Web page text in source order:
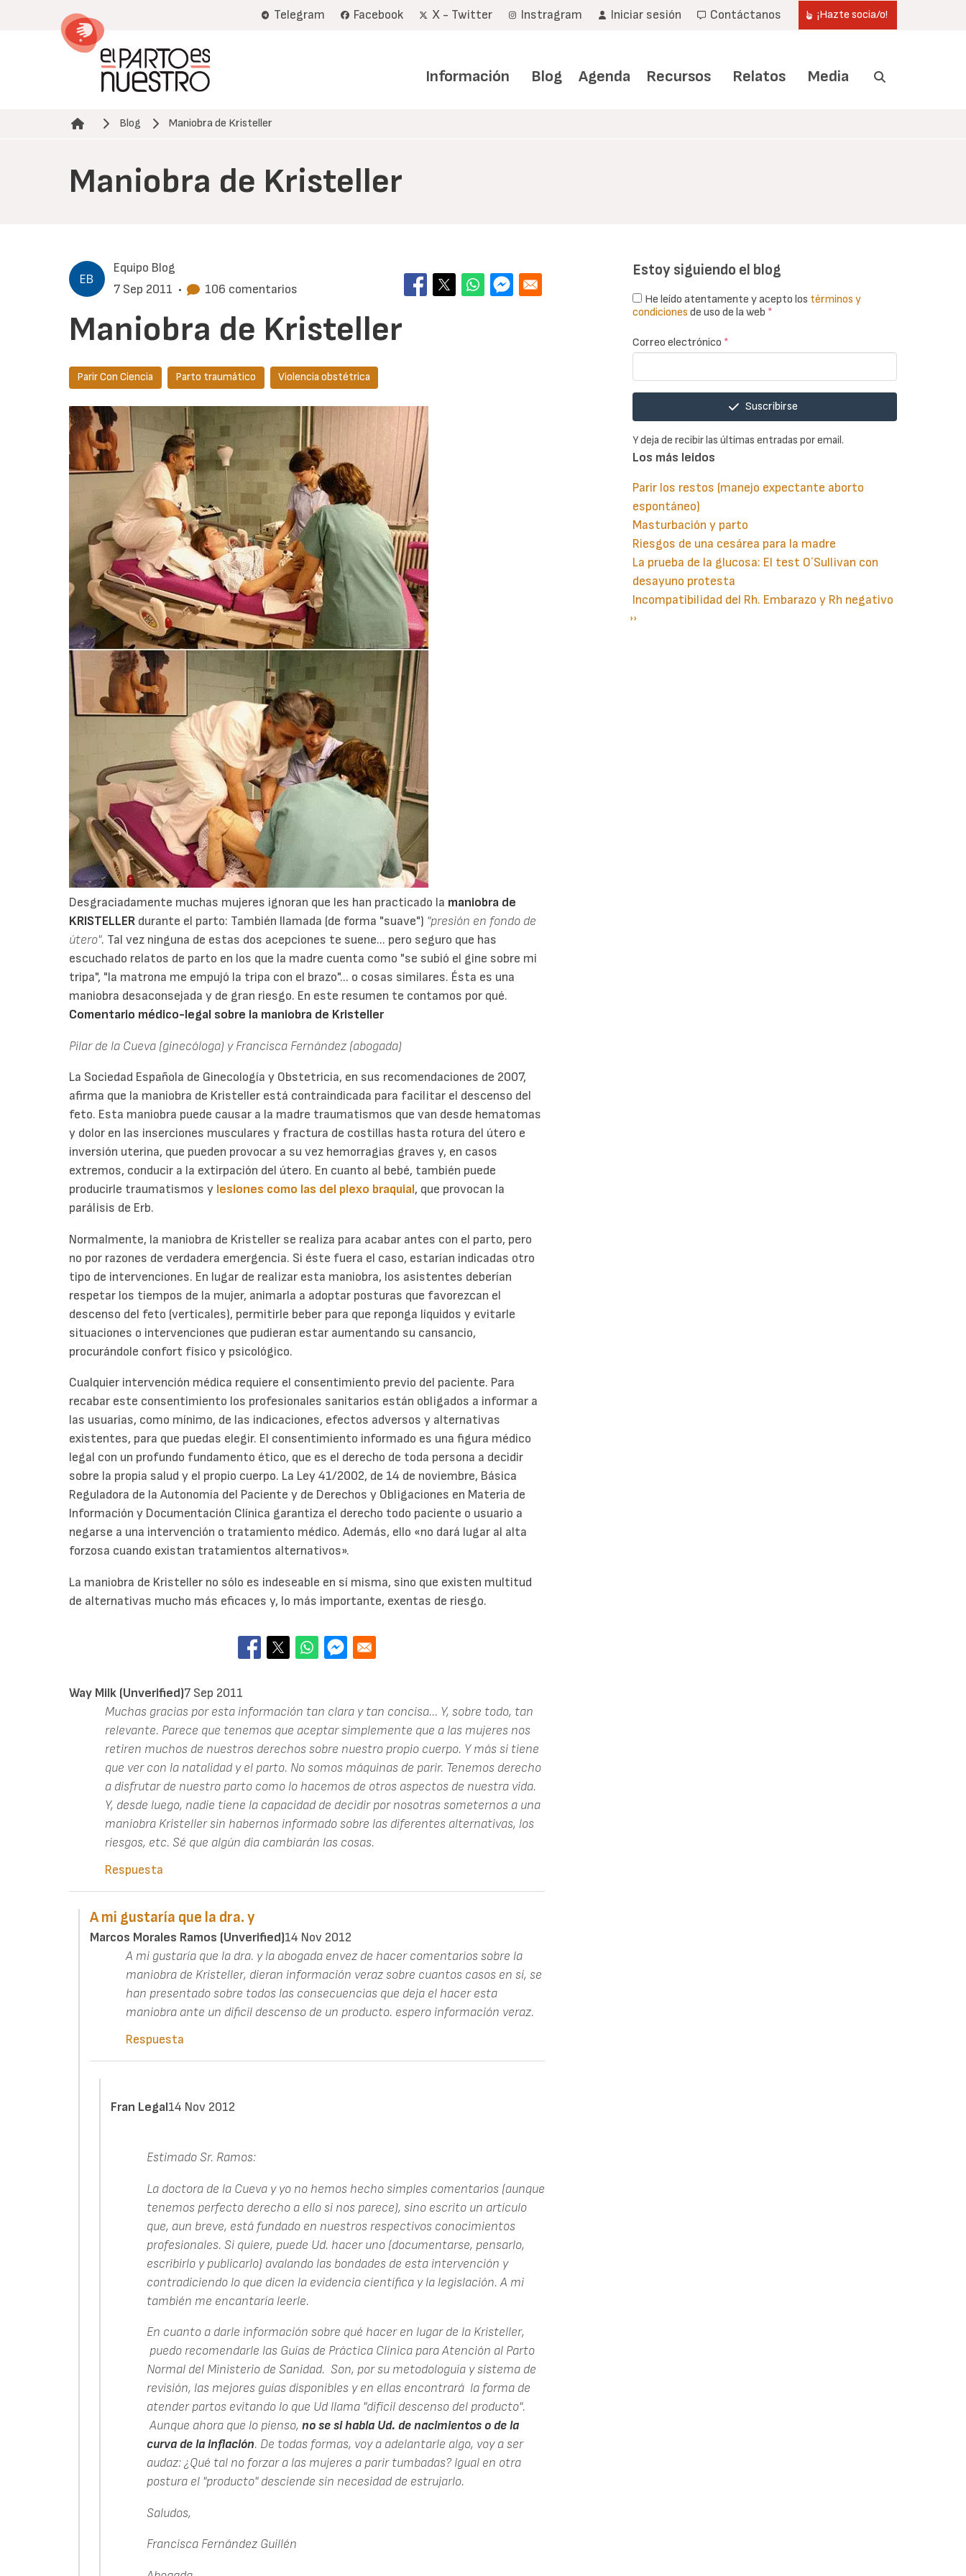
Telegram Facebook X - Twitter Instragram Iniciar sesión Contáctanos ¡Hazte socia/o!
Información Blog Agenda Recursos Relatos Media
Ruta de navegación
Blog Maniobra de Kristeller
Maniobra de Kristeller
Equipo Blog
7 Sep 2011 • 106 comentarios
Maniobra de Kristeller
Parir Con Ciencia Parto traumático Violencia obstétrica
Desgraciadamente muchas mujeres ignoran que les han practicado la maniobra de
KRISTELLER durante el parto: También llamada (de forma "suave") "presión en fondo de
útero". Tal vez ninguna de estas dos acepciones te suene... pero seguro que has
escuchado relatos de parto en los que la madre cuenta como "se subió el gine sobre mi
tripa", "la matrona me empujó la tripa con el brazo"... o cosas similares. Ésta es una
maniobra desaconsejada y de gran riesgo. En este resumen te contamos por qué.
Comentario médico-legal sobre la maniobra de Kristeller
Pilar de la Cueva (ginecóloga) y Francisca Fernández (abogada)
La Sociedad Española de Ginecología y Obstetricia, en sus recomendaciones de 2007,
afirma que la maniobra de Kristeller está contraindicada para facilitar el descenso del
feto. Esta maniobra puede causar a la madre traumatismos que van desde hematomas
y dolor en las inserciones musculares y fractura de costillas hasta rotura del útero e
inversión uterina, que pueden provocar a su vez hemorragias graves y, en casos
extremos, conducir a la extirpación del útero. En cuanto al bebé, también puede
producirle traumatismos y lesiones como las del plexo braquial, que provocan la
parálisis de Erb.
Normalmente, la maniobra de Kristeller se realiza para acabar antes con el parto, pero
no por razones de verdadera emergencia. Si éste fuera el caso, estarían indicadas otro
tipo de intervenciones. En lugar de realizar esta maniobra, los asistentes deberían
respetar los tiempos de la mujer, animarla a adoptar posturas que favorezcan el
descenso del feto (verticales), permitirle beber para que reponga líquidos y evitarle
situaciones o intervenciones que pudieran estar aumentando su cansancio,
procurándole confort físico y psicológico.
Cualquier intervención médica requiere el consentimiento previo del paciente. Para
recabar este consentimiento los profesionales sanitarios están obligados a informar a
las usuarias, como mínimo, de las indicaciones, efectos adversos y alternativas
existentes, para que puedas elegir. El consentimiento informado es una figura médico
legal con un profundo fundamento ético, que es el derecho de toda persona a decidir
sobre la propia salud y el propio cuerpo. La Ley 41/2002, de 14 de noviembre, Básica
Reguladora de la Autonomía del Paciente y de Derechos y Obligaciones en Materia de
Información y Documentación Clínica garantiza el derecho todo paciente o usuario a
negarse a una intervención o tratamiento médico. Además, ello «no dará lugar al alta
forzosa cuando existan tratamientos alternativos».
La maniobra de Kristeller no sólo es indeseable en sí misma, sino que existen multitud
de alternativas mucho más eficaces y, lo más importante, exentas de riesgo.
Way Milk (unverified)7 Sep 2011
Muchas gracias por esta información tan clara y tan concisa... Y, sobre todo, tan
relevante. Parece que tenemos que aceptar simplemente que a las mujeres nos
retiren muchos de nuestros derechos sobre nuestro propio cuerpo. Y más si tiene
que ver con la natalidad y el parto. No somos máquinas de parir. Tenemos derecho
a disfrutar de nuestro parto como lo hacemos de otros aspectos de nuestra vida.
Y, desde luego, nadie tiene la capacidad de decidir por nosotras someternos a una
maniobra Kristeller sin habernos informado sobre las diferentes alternativas, los
riesgos, etc. Sé que algún día cambiarán las cosas.
Respuesta
A mi gustaría que la dra. y
Marcos Morales Ramos (unverified)14 Nov 2012
A mi gustaría que la dra. y la abogada envez de hacer comentarios sobre la
maniobra de Kristeller, dieran información veraz sobre cuantos casos en si, se
han presentado sobre todos las consecuencias que deja el hacer esta
maniobra ante un dificil descenso de un producto. espero información veraz.
Respuesta
Fran Legal14 Nov 2012
Estimado Sr. Ramos:
La doctora de la Cueva y yo no hemos hecho simples comentarios (aunque
tenemos perfecto derecho a ello si nos parece), sino escrito un artículo
que, aun breve, está fundado en nuestros respectivos conocimientos
profesionales. Si quiere, puede Ud. hacer uno (documentarse, pensarlo,
escribirlo y publicarlo) avalando las bondades de esta intervención y
contradiciendo lo que dicen la evidencia científica y la legislación. A mi
también me encantaría leerle.
En cuanto a darle información sobre qué hacer en lugar de la Kristeller,
puedo recomendarle las Guías de Práctica Clínica para Atención al Parto
Normal del Ministerio de Sanidad. Son, por su metodologuía y sistema de
revisión, las mejores guías disponibles y en ellas encontrará la forma de
atender partos evitando lo que Ud llama "difícil descenso del producto".
Aunque ahora que lo pienso, no se si habla Ud. de nacimientos o de la
curva de la inflación. De todas formas, voy a adelantarle algo, voy a ser
audaz: ¿Qué tal no forzar a las mujeres a parir tumbadas? Igual en otra
postura el "producto" desciende sin necesidad de estrujarlo.
Saludos,
Francisca Fernández Guillén
Estoy siguiendo el blog
He leído atentamente y acepto los términos y
condiciones de uso de la web *
Correo electrónico *
Suscribirse
Y deja de recibir las últimas entradas por email.
Los más leidos
Parir los restos (manejo expectante aborto
espontáneo)
Masturbación y parto
Riesgos de una cesárea para la madre
La prueba de la glucosa: El test O´Sullivan con
desayuno protesta
Incompatibilidad del Rh. Embarazo y Rh negativo
Paginación
Siguiente
››